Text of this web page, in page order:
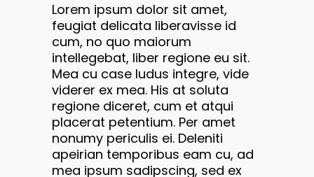
Lorem ipsum dolor sit amet,
feugiat delicata liberavisse id
cum, no quo maiorum
intellegebat, liber regione eu sit.
Mea cu case ludus integre, vide
viderer ex mea. His at soluta
regione diceret, cum et atqui
placerat petentium. Per amet
nonumy periculis ei. Deleniti
apeirian temporibus eam cu, ad
mea ipsum sadipscing, sed ex